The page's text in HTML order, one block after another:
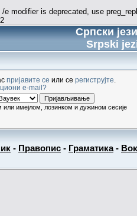
/e modifier is deprecated, use
Српски
Srpski
пријавите се или се региструјте
e-mail?
имејлом, лозинком и дужином сесије
- Правопис - Граматика-